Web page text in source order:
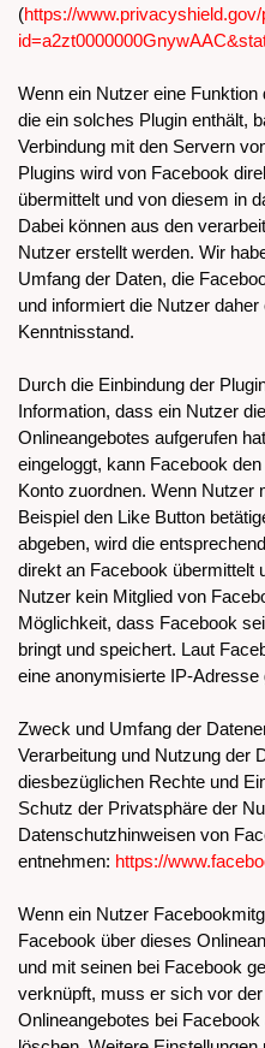
(https://
Wenn ein Nutzer eine
die ein solches Plugin enthält,
Verbindung mit den Servern
Plugins wird von Facebook
übermittelt und von diesem in
Dabei können aus den
Nutzer erstellt werden. Wir
Umfang der Daten, die
und informiert die Nutzer
Kenntnisstand.
Durch die Einbindung der
Information, dass ein Nutzer
Onlineangebotes aufgerufen
eingeloggt, kann Facebook
Konto zuordnen. Wenn Nutzer
Beispiel den Like Button
abgeben, wird die
direkt an Facebook übermittelt
Nutzer kein Mitglied von
Möglichkeit, dass Facebook
bringt und speichert. Laut
eine anonymisierte IP-Adresse
Zweck und Umfang der
Verarbeitung und Nutzung der
diesbezüglichen Rechte und
Schutz der Privatsphäre der
Datenschutzhinweisen von
entnehmen: https://
Wenn ein Nutzer
Facebook über dieses
und mit seinen bei Facebook
verknüpft, muss er sich vor
Onlineangebotes bei